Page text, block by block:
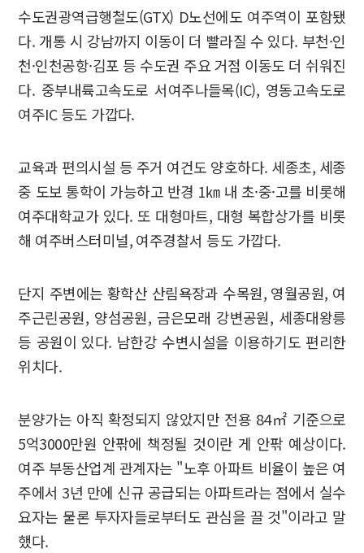
수도권광역급행철도(GTX) D노선에도 여주역이 포함됐
다. 개통 시 강남까지 이동이 더 빨라질 수 있다. 부천·인
천·인천공항·김포 등 수도권 주요 거점 이동도 더 쉬워진
다. 중부내륙고속도로 서여주나들목(IC), 영동고속도로
여주IC 등도 가깝다.
교육과 편의시설 등 주거 여건도 양호하다. 세종초, 세종
중 도보 통학이 가능하고 반경 1㎞ 내 초·중·고를 비롯해
여주대학교가 있다. 또 대형마트, 대형 복합상가를 비롯
해 여주버스터미널, 여주경찰서 등도 가깝다.
단지 주변에는 황학산 산림욕장과 수목원, 영월공원, 여
주근린공원, 양섬공원, 금은모래 강변공원, 세종대왕릉
등 공원이 있다. 남한강 수변시설을 이용하기도 편리한
위치다.
분양가는 아직 확정되지 않았지만 전용 84㎡ 기준으로
5억3000만원 안팎에 책정될 것이란 게 안팎 예상이다.
여주 부동산업계 관계자는 "노후 아파트 비율이 높은 여
주에서 3년 만에 신규 공급되는 아파트라는 점에서 실수
요자는 물론 투자자들로부터도 관심을 끌 것"이라고 말
했다.